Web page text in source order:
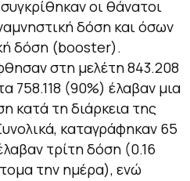
οι θάνατοι
δόση και όσων
δόση (booster).
στη μελέτη 843.208
758.118 (90%) έλαβαν μια
κατά τη διάρκεια της
καταγράφηκαν 65
τρίτη δόση (0.16
την ημέρα), ενώ